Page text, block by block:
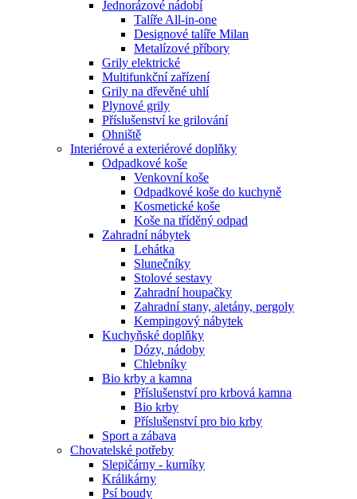
Jednorázové nádobí
Talíře All-in-one
Designové talíře Milan
Metalízové příbory
Grily elektrické
Multifunkční zařízení
Grily na dřevěné uhlí
Plynové grily
Příslušenství ke grilování
Ohniště
Interiérové a exteriérové doplňky
Odpadkové koše
Venkovní koše
Odpadkové koše do kuchyně
Kosmetické koše
Koše na tříděný odpad
Zahradní nábytek
Lehátka
Slunečníky
Stolové sestavy
Zahradní houpačky
Zahradní stany, aletány, pergoly
Kempingový nábytek
Kuchyňské doplňky
Dózy, nádoby
Chlebníky
Bio krby a kamna
Příslušenství pro krbová kamna
Bio krby
Příslušenství pro bio krby
Sport a zábava
Chovatelské potřeby
Slepičárny - kurníky
Králikárny
Psí boudy